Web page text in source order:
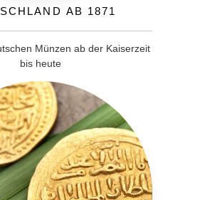
ab 1871
Münzen ab der Kaiserzeit
bis heute